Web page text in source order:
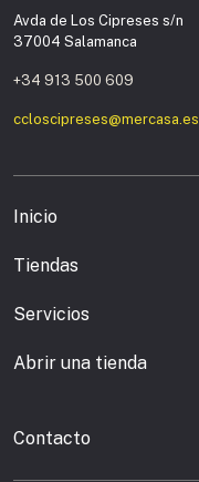
Avda de Los Cipreses s/n
37004 Salamanca
+34 913 500 609
ccloscipreses@mercasa.es
Inicio
Tiendas
Servicios
Abrir una tienda
Contacto